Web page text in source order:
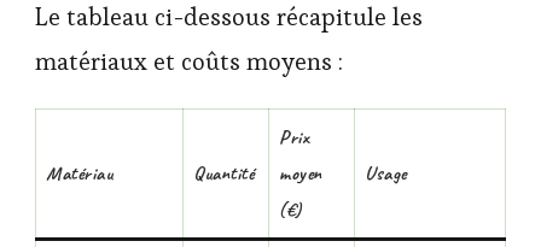
Le tableau ci-dessous récapitule les
matériaux et coûts moyens :
Matériau Quantité
Prix
moyen
(€)
Usage